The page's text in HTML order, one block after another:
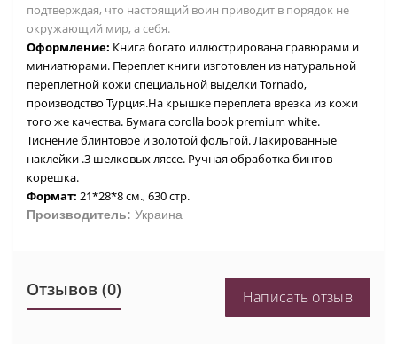
подтверждая, что настоящий воин приводит в порядок не
окружающий мир, а себя.
Оформление: Книга богато иллюстрирована гравюрами и
миниатюрами. Переплет книги изготовлен из натуральной
переплетной кожи специальной выделки Tornado,
производство Турция.На крышке переплета врезка из кожи
того же качества. Бумага corolla book premium white.
Тиснение блинтовое и золотой фольгой. Лакированные
наклейки .3 шелковых ляссе. Ручная обработка бинтов
корешка.
Формат: 21*28*8 см., 630 стр.
Производитель: Украина
Отзывов (0) Написать отзыв